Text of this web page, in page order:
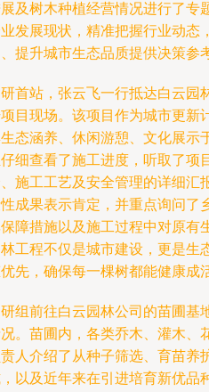
及树木种植经营情况进行了专
发展现状，精准把握行业动态
提升城市生态品质提供决策参
首站，张云飞一行抵达白云园
目现场。该项目作为城市更新
态涵养、休闲游憩、文化展示
细查看了施工进度，听取了项
施工工艺及安全管理的详细汇
成果表示肯定，并重点询问了
障措施以及施工过程中对原有
工程不仅是城市建设，更是生
先，确保每一棵树都能健康成
组前往白云园林公司的苗圃基
。苗圃内，各类乔木、灌木、
人介绍了从种子筛选、育苗养
以及近年来在引进培育新优品